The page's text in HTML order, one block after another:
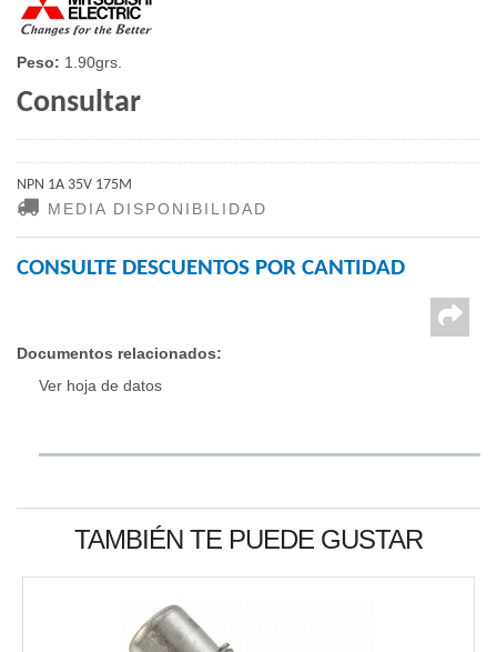
Peso: 1.90grs.
Consultar
NPN 1A 35V 175M
MEDIA DISPONIBILIDAD
CONSULTE DESCUENTOS POR CANTIDAD
Documentos relacionados:
Ver hoja de datos
TAMBIÉN TE PUEDE GUSTAR